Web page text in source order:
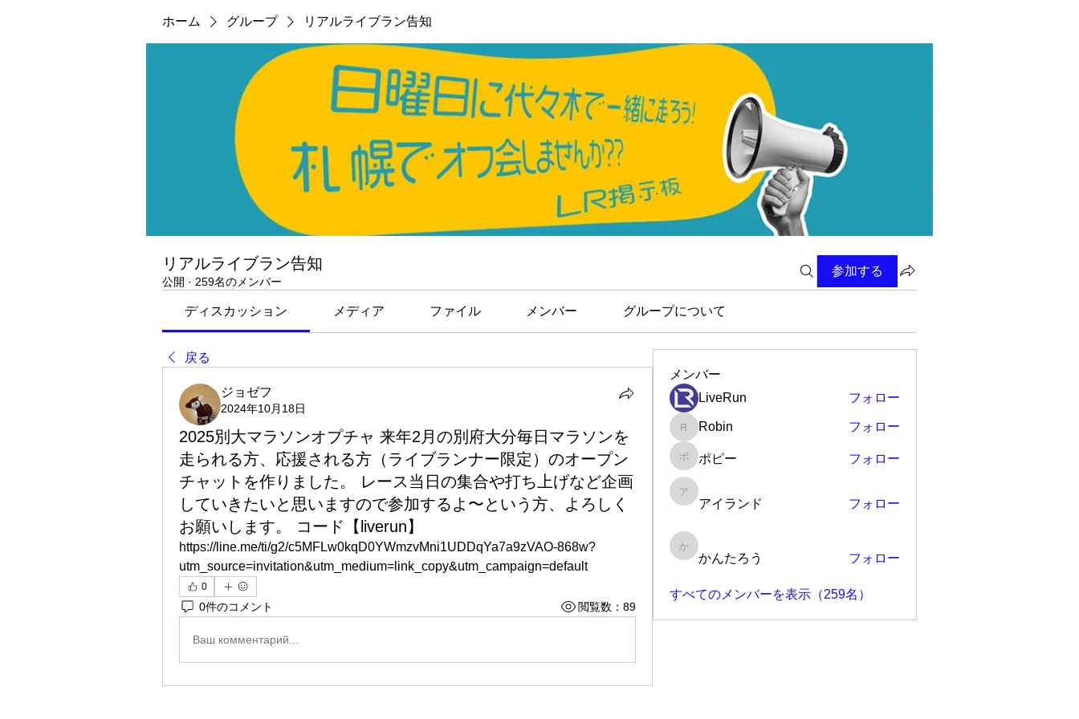
ホーム グループ リアルライブラン告知
リアルライブラン告知
公開 · 259名のメンバー
参加する
ディスカッション メディア ファイル メンバー グループについて
戻る
ジョゼフ
2024年10月18日
2025別大マラソンオプチャ 来年2月の別府大分毎日マラソンを
走られる方、応援される方（ライブランナー限定）のオープン
チャットを作りました。 レース当日の集合や打ち上げなど企画
していきたいと思いますので参加するよ〜という方、よろしく
お願いします。 コード【liverun】
https://line.me/ti/g2/c5MFLw0kqD0YWmzvMni1UDDqYa7a9zVAO-868w?
utm_source=invitation&utm_medium=link_copy&utm_campaign=default
0
0件のコメント 閲覧数：89
Ваш комментарий...
メンバー
LiveRun
フォロー
Robin
Robin フォロー
ポピーポピー フォロー
アイランド
アイランド フォロー
かんたろう
かんたろう フォロー
すべてのメンバーを表示（259名）